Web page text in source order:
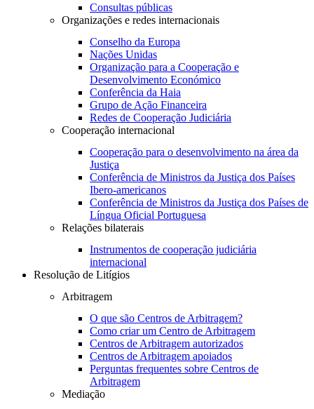
Consultas públicas
Organizações e redes internacionais
Conselho da Europa
Nações Unidas
Organização para a Cooperação e
Desenvolvimento Económico
Conferência da Haia
Grupo de Ação Financeira
Redes de Cooperação Judiciária
Cooperação internacional
Cooperação para o desenvolvimento na área da
Justiça
Conferência de Ministros da Justiça dos Países
Ibero-americanos
Conferência de Ministros da Justiça dos Países de
Língua Oficial Portuguesa
Relações bilaterais
Instrumentos de cooperação judiciária
internacional
Resolução de Litígios
Arbitragem
O que são Centros de Arbitragem?
Como criar um Centro de Arbitragem
Centros de Arbitragem autorizados
Centros de Arbitragem apoiados
Perguntas frequentes sobre Centros de
Arbitragem
Mediação